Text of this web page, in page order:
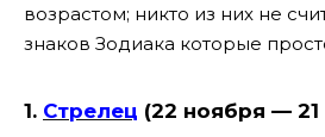
возрастом; никто из них не
знаков Зодиака которые
1. Стрелец (22 ноября —